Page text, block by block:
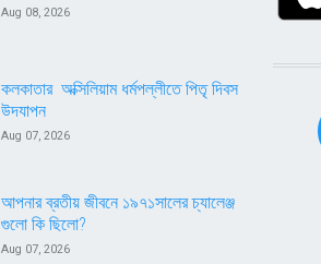
Aug 08, 2026
কলকাতার অক্সিলিয়াম ধর্মপল্লীতে পিতৃ দিবস
উদযাপন
Aug 07, 2026
আপনার ব্রতীয় জীবনে ১৯৭১সালের চ্যালেঞ্জ
গুলো কি ছিলো?
Aug 07, 2026